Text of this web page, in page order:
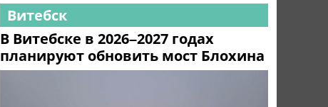
Витебск
В Витебске в 2026–2027 годах
планируют обновить мост Блохина